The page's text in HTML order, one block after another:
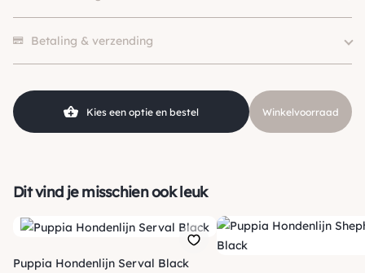
Hondgrootte
Klein (0 – 10kg)
KleurBetaling & verzending
Kies een optie en bestel Winkelvoorraad
Dit vind je misschien ook leuk
Puppia Hondenlijn Serval Black